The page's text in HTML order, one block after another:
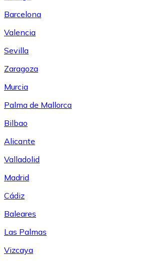
Barcelona
Valencia
Sevilla
Zaragoza
Murcia
Palma de Mallorca
Bilbao
Alicante
Valladolid
Madrid
Cádiz
Baleares
Las Palmas
Vizcaya